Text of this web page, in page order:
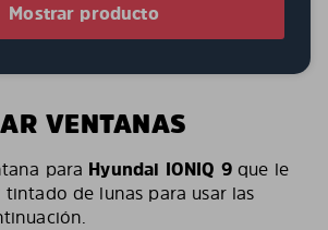
Mostrar producto
VENTANAS
para Hyundai IONIQ 9que le
de lunas para usar las